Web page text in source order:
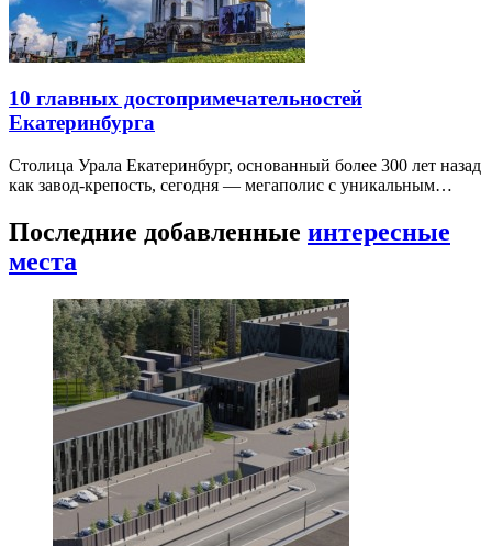
10 главных достопримечательностей
Екатеринбурга
Столица Урала Екатеринбург, основанный более 300 лет назад
как завод-крепость, сегодня — мегаполис с уникальным…
Последние добавленные интересные
места